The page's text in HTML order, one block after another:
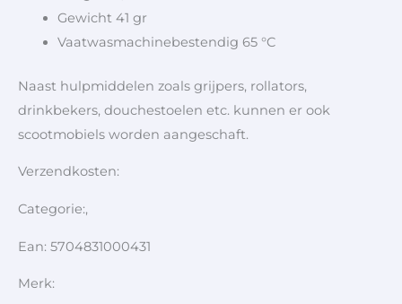
Gewicht 41 gr
Vaatwasmachinebestendig 65 °C
Naast hulpmiddelen zoals grijpers, rollators,
drinkbekers, douchestoelen etc. kunnen er ook
scootmobiels worden aangeschaft.
Verzendkosten:
Categorie:,
Ean: 5704831000431
Merk: